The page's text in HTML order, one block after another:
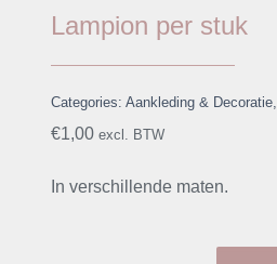
Lampion per stuk
Categories: Aankleding & Decoratie,
€1,00 excl. BTW
In verschillende maten.